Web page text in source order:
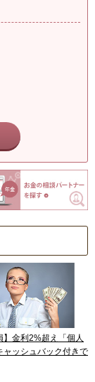
】金利2%超え「個人
ャッシュバック付きで